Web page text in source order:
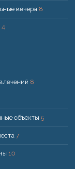
вечера 8
4
8
объекты 5
7
10